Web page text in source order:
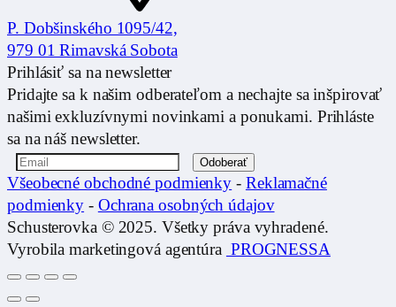
P. Dobšinského 1095/42,
979 01 Rimavská Sobota
Prihlásiť sa na newsletter
Pridajte sa k našim odberateľom a nechajte sa inšpirovať
našimi exkluzívnymi novinkami a ponukami. Prihláste
sa na náš newsletter.
Všeobecné obchodné podmienky - Reklamačné
podmienky - Ochrana osobných údajov
Schusterovka © 2025. Všetky práva vyhradené.
Vyrobila marketingová agentúra PROGNESSA